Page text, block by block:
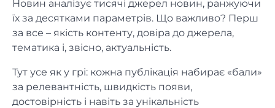
Новин аналізує тисячі джерел новин, ранжуючи
їх за десятками параметрів. Що важливо? Перш
за все – якість контенту, довіра до джерела,
тематика і, звісно, актуальність.
Тут усе як у грі: кожна публікація набирає «бали»
за релевантність, швидкість появи,
достовірність і навіть за унікальність